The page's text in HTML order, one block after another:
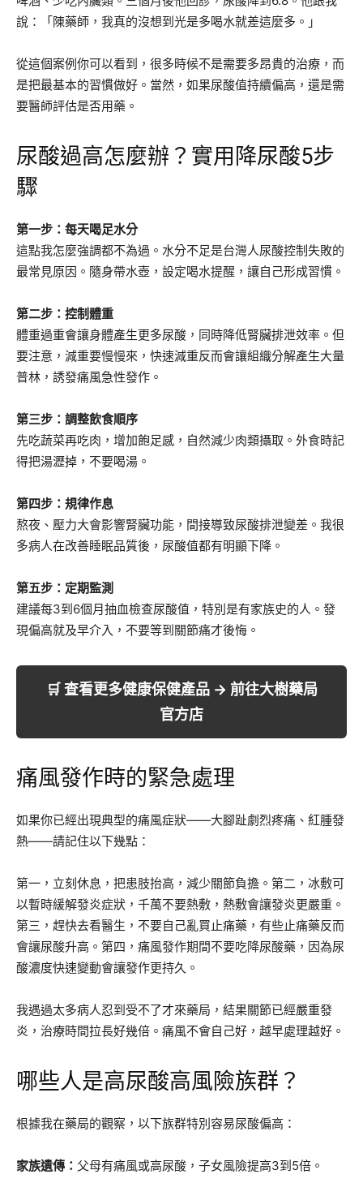
說：「陳藥師，我真的沒想到光是多喝水就差這麼多。」
從這個案例你可以看到，很多時候不是需要多昂貴的治療，而
是把最基本的習慣做好。當然，如果尿酸值持續偏高，還是需
要醫師評估是否用藥。
尿酸過高怎麼辦？實用降尿酸5步
驟
第一步：每天喝足水分
這點我怎麼強調都不為過。水分不足是台灣人尿酸控制失敗的
最常見原因。隨身帶水壺，設定喝水提醒，讓自己形成習慣。
第二步：控制體重
體重過重會讓身體產生更多尿酸，同時降低腎臟排泄效率。但
要注意，減重要慢慢來，快速減重反而會讓組織分解產生大量
普林，誘發痛風急性發作。
第三步：調整飲食順序
先吃蔬菜再吃肉，增加飽足感，自然減少肉類攝取。外食時記
得把湯瀝掉，不要喝湯。
第四步：規律作息
熬夜、壓力大會影響腎臟功能，間接導致尿酸排泄變差。我很
多病人在改善睡眠品質後，尿酸值都有明顯下降。
第五步：定期監測
建議每3到6個月抽血檢查尿酸值，特別是有家族史的人。發
現偏高就及早介入，不要等到關節痛才後悔。
🛒 查看更多健康保健產品 → 前往大樹藥局
官方店
痛風發作時的緊急處理
如果你已經出現典型的痛風症狀——大腳趾劇烈疼痛、紅腫發
熱——請記住以下幾點：
第一，立刻休息，把患肢抬高，減少關節負擔。第二，冰敷可
以暫時緩解發炎症狀，千萬不要熱敷，熱敷會讓發炎更嚴重。
第三，趕快去看醫生，不要自己亂買止痛藥，有些止痛藥反而
會讓尿酸升高。第四，痛風發作期間不要吃降尿酸藥，因為尿
酸濃度快速變動會讓發作更持久。
我遇過太多病人忍到受不了才來藥局，結果關節已經嚴重發
炎，治療時間拉長好幾倍。痛風不會自己好，越早處理越好。
哪些人是高尿酸高風險族群？
根據我在藥局的觀察，以下族群特別容易尿酸偏高：
家族遺傳： 父母有痛風或高尿酸，子女風險提高3到5倍。